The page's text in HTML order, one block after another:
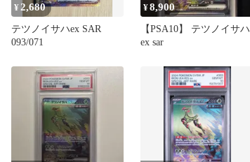
¥ 2,680
テツノイサハex SAR
093/071
¥8,900
【PSA10】 テツノイサハ
ex sar